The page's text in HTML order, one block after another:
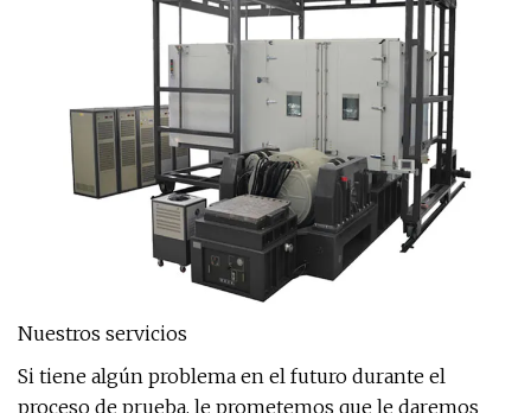
Nuestros servicios
Si tiene algún problema en el futuro durante el
proceso de prueba, le prometemos que le daremos